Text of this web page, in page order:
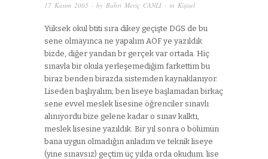
17 Kasım 2005 · by Bahri Meriç CANLI · in Kişisel
Yüksek okul btiti sıra dikey geçişte DGS de bu
sene olmayınca ne yapalım AÖF ye yazıldık
bizde, diğer yandan br gerçek var ortada. Hiç
sınavla bir okula yerleşemediğim farkettim bu
biraz benden birazda sistemden kaynaklanıyor.
Liseden başlıyalım; ben liseye başlamadan birkaç
sene evvel meslek lisesine öğrenciler sınavlı
alınıyordu bize gelene kadar o sınav kalktı,
meslek lisesine yazıldık. Bir yıl sonra o bölümün
bana uygun olmadığın anladım ve teknik liseye
(yine sınavsız) geçtim üç yılda orda okudum. lise